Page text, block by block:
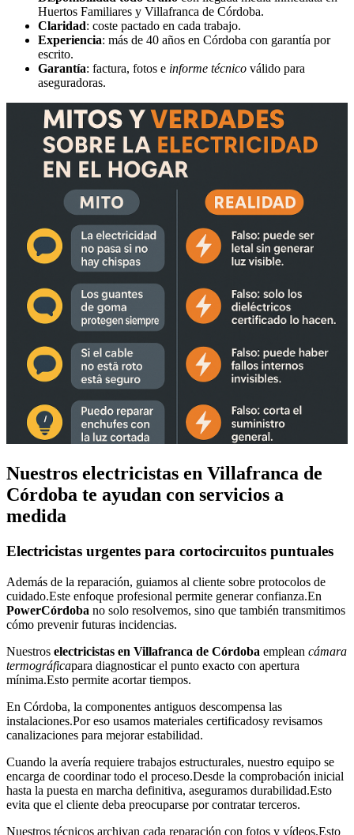
Huertos Familiares y Villafranca de Córdoba.
Claridad: coste pactado en cada trabajo.
Experiencia: más de 40 años en Córdoba con garantía por
escrito.
Garantía: factura, fotos e informe técnico válido para
aseguradoras.
Nuestros electricistas en Villafranca de
Córdoba te ayudan con servicios a
medida
Electricistas urgentes para cortocircuitos puntuales
Además de la reparación, guiamos al cliente sobre protocolos de
cuidado.Este enfoque profesional permite generar confianza.En
PowerCórdoba no solo resolvemos, sino que también transmitimos
cómo prevenir futuras incidencias.
Nuestros electricistas en Villafranca de Córdoba emplean cámara
termográficapara diagnosticar el punto exacto con apertura
mínima.Esto permite acortar tiempos.
En Córdoba, la componentes antiguos descompensa las
instalaciones.Por eso usamos materiales certificadosy revisamos
canalizaciones para mejorar estabilidad.
Cuando la avería requiere trabajos estructurales, nuestro equipo se
encarga de coordinar todo el proceso.Desde la comprobación inicial
hasta la puesta en marcha definitiva, aseguramos durabilidad.Esto
evita que el cliente deba preocuparse por contratar terceros.
Nuestros técnicos archivan cada reparación con fotos y vídeos.Esto